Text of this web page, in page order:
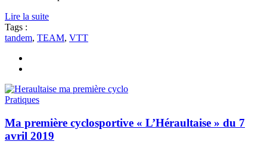
Lire la suite
Tags :
tandem, TEAM, VTT
Pratiques
Ma première cyclosportive « L’Héraultaise » du 7
avril 2019